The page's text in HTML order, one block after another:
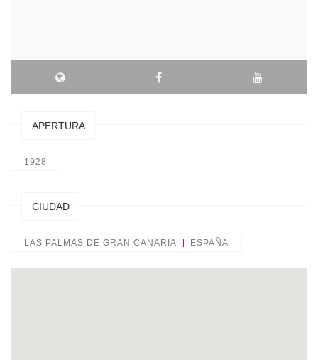
APERTURA
1928
CIUDAD
LAS PALMAS DE GRAN CANARIA ESPAÑA